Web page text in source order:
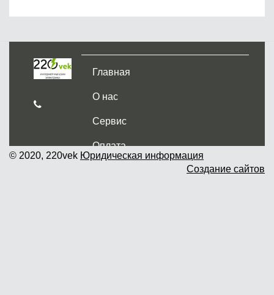
Главная
О нас
Сервис
Оплата
Доставка и самовывоз
© 2020, 220vek Юридическая информация
Создание сайтов